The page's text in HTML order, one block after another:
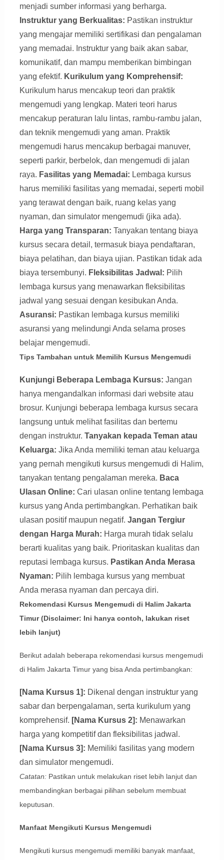
menjadi sumber informasi yang berharga.
Instruktur yang Berkualitas: Pastikan instruktur
yang mengajar memiliki sertifikasi dan pengalaman
yang memadai. Instruktur yang baik akan sabar,
komunikatif, dan mampu memberikan bimbingan
yang efektif. Kurikulum yang Komprehensif:
Kurikulum harus mencakup teori dan praktik
mengemudi yang lengkap. Materi teori harus
mencakup peraturan lalu lintas, rambu-rambu jalan,
dan teknik mengemudi yang aman. Praktik
mengemudi harus mencakup berbagai manuver,
seperti parkir, berbelok, dan mengemudi di jalan
raya. Fasilitas yang Memadai: Lembaga kursus
harus memiliki fasilitas yang memadai, seperti mobil
yang terawat dengan baik, ruang kelas yang
nyaman, dan simulator mengemudi (jika ada).
Harga yang Transparan: Tanyakan tentang biaya
kursus secara detail, termasuk biaya pendaftaran,
biaya pelatihan, dan biaya ujian. Pastikan tidak ada
biaya tersembunyi. Fleksibilitas Jadwal: Pilih
lembaga kursus yang menawarkan fleksibilitas
jadwal yang sesuai dengan kesibukan Anda.
Asuransi: Pastikan lembaga kursus memiliki
asuransi yang melindungi Anda selama proses
belajar mengemudi.
Tips Tambahan untuk Memilih Kursus Mengemudi
Kunjungi Beberapa Lembaga Kursus: Jangan
hanya mengandalkan informasi dari website atau
brosur. Kunjungi beberapa lembaga kursus secara
langsung untuk melihat fasilitas dan bertemu
dengan instruktur. Tanyakan kepada Teman atau
Keluarga: Jika Anda memiliki teman atau keluarga
yang pernah mengikuti kursus mengemudi di Halim,
tanyakan tentang pengalaman mereka. Baca
Ulasan Online: Cari ulasan online tentang lembaga
kursus yang Anda pertimbangkan. Perhatikan baik
ulasan positif maupun negatif. Jangan Tergiur
dengan Harga Murah: Harga murah tidak selalu
berarti kualitas yang baik. Prioritaskan kualitas dan
reputasi lembaga kursus. Pastikan Anda Merasa
Nyaman: Pilih lembaga kursus yang membuat
Anda merasa nyaman dan percaya diri.
Rekomendasi Kursus Mengemudi di Halim Jakarta
Timur (Disclaimer: Ini hanya contoh, lakukan riset
lebih lanjut)
Berikut adalah beberapa rekomendasi kursus mengemudi
di Halim Jakarta Timur yang bisa Anda pertimbangkan:
[Nama Kursus 1]: Dikenal dengan instruktur yang
sabar dan berpengalaman, serta kurikulum yang
komprehensif. [Nama Kursus 2]: Menawarkan
harga yang kompetitif dan fleksibilitas jadwal.
[Nama Kursus 3]: Memiliki fasilitas yang modern
dan simulator mengemudi.
Catatan:Pastikan untuk melakukan riset lebih lanjut dan
membandingkan berbagai pilihan sebelum membuat
keputusan.
Manfaat Mengikuti Kursus Mengemudi
Mengikuti kursus mengemudi memiliki banyak manfaat,